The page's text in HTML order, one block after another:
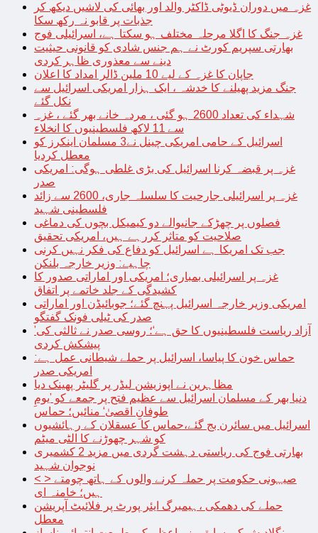
غزہ میں دوران ڈیوٹی ڈاکٹر والد اور بھائی کی لاشیں دیکھ کر
جذبات پر قابو نہ رکھ سکا
غزہ جنگ کا اگلا مرحلہ مختلف ہو سکتا ہے، اسرائیلی فوج
بھارتی سپریم کورٹ نے ہم جنس شادی کو قانونی حیثیت
دینے سے معذوری ظاہر کردی
جاپان کا غزہ کے لیے 10 ملین ڈالر امداد کا اعلان
جنگ مزید پھیلنے کا خدشہ ، ایک ہزار امریکی اسرائیل سے
نکل گئے
شہداء کی تعداد 2600 ہو گئی ، مردہ خانے بھر گئے ، غزہ
سے 11 لاکھ فلسطینیوں کا انخلاء
اسرائیل کے حامی امریکی چینل نے3 مسلمان اینکرز کو
معطل کردیا
غزہ پر قبضہ کرنا اسرائیل کی بڑی غلطی ہوگی: امریکی
صدر
غزہ پر اسرائیلی جارحیت کا سلسلہ جاری، 2600 سے زائد
فلسطینی شہید
فصلوں پر چھڑکے جانیوالے دو کیمیکل بچوں کی دماغی
صلاحیت کو متاثر کررہے ہیں، امریکی تحقیق
جب تک امریکا ہے اسرائیل کو دفاع کی فکر نہیں کرنی
چاہیے: وزیر خارجہ بلنکن
غزہ پر اسرائیلی بمباری؛ امریکی اور اماراتی صدور کا
کشیدگی کے جلد خاتمے پر اتفاق
امریکی وزیر خارجہ اسرائیل پہنچ گئے؛ جوبائیڈن اور اماراتی
صدر کی ٹیلی فونک گفتگو
’آزاد ریاست فلسطینیوں کا حق ہے‘؛ روسی صدر نے ثالثی کی
پیشکش کردی
حماس خون کا پیاسا، اسرائیل پر حملے شیطانی عمل ہے:
امریکی صدر
مظاہرین نے اپوزیشن لیڈر پر گلیٹر پھینک دیا
دنیا بھر کے مسلمان اسرائیل سے عظیم فتح پر جمعے کو ’یومِ
طوفانِ اقصیٰ‘ منائیں؛ حماس
اسرائیل میں سائرن بج گئے،حماس کا عسقلان کے رہائشیوں
کو شہر چھوڑنے کا الٹی میٹم
بھارتی فوج کی ریاستی دہشت گردی میں مزید 2 کشمیری
نوجوان شہید
< > صیہونی حکومت پر حملہ کرنے والوں کے ہاتھ چومتے
ہیں؛ خامنہ ای
حملے کی دھمکی ،ہیمبرگ ایئر پورٹ پر فلائیٹ آپریشن
معطل